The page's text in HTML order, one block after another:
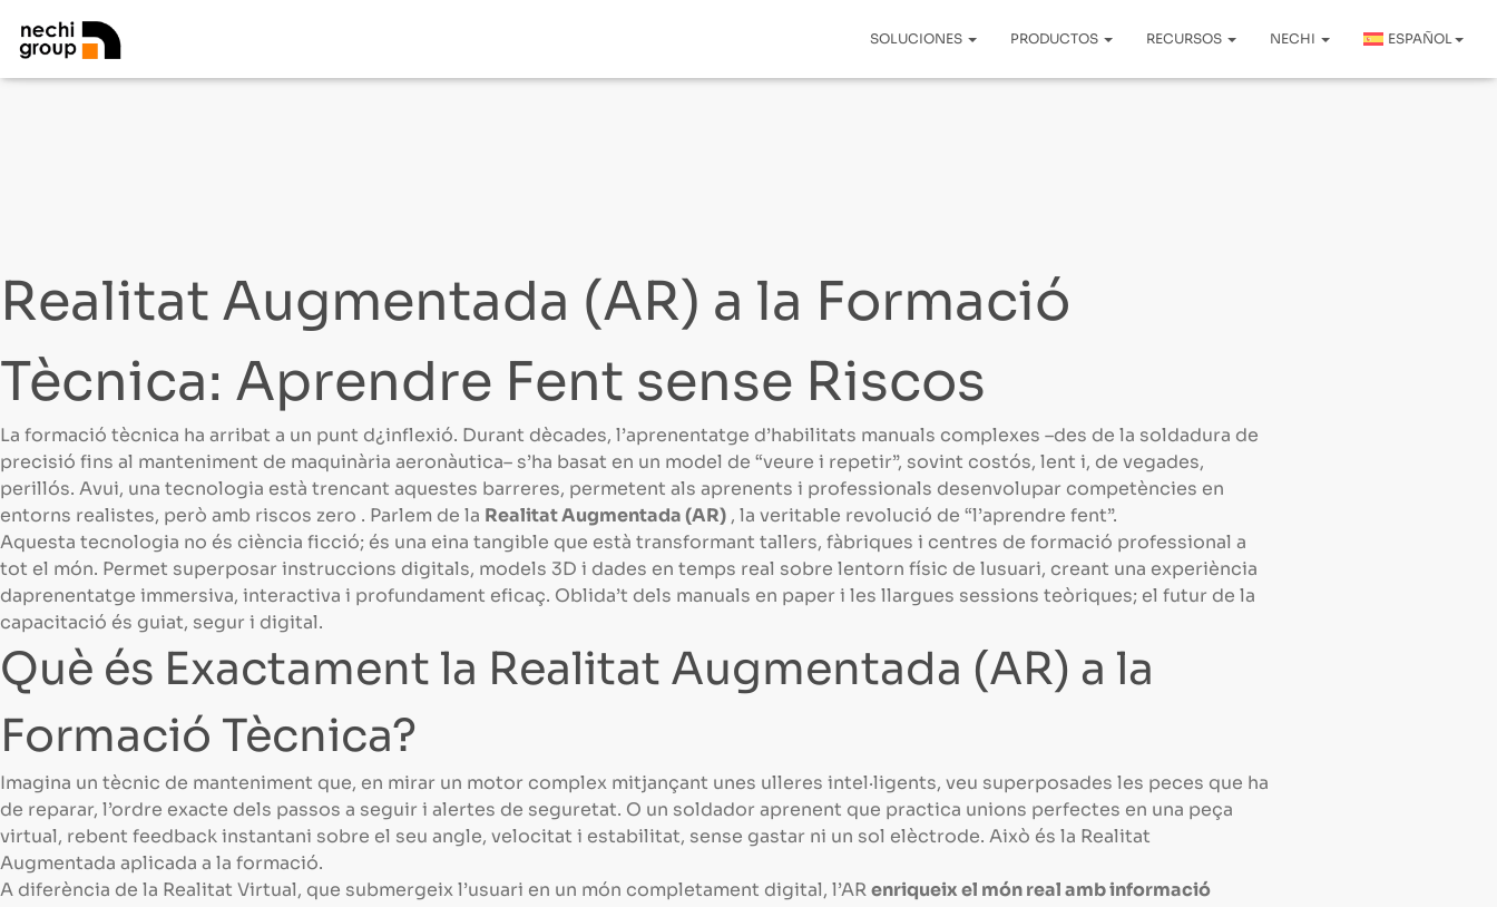
SOLUCIONES PRODUCTOS RECURSOS NECHI ESPAÑOL
Realitat Augmentada (AR) a la Formació
Tècnica: Aprendre Fent sense Riscos
La formació tècnica ha arribat a un punt d¿inflexió. Durant dècades, l’aprenentatge d’habilitats manuals complexes –des de la soldadura de
precisió fins al manteniment de maquinària aeronàutica– s’ha basat en un model de “veure i repetir”, sovint costós, lent i, de vegades,
perillós. Avui, una tecnologia està trencant aquestes barreres, permetent als aprenents i professionals desenvolupar competències en
entorns realistes, però amb riscos zero . Parlem de la Realitat Augmentada (AR) , la veritable revolució de “l’aprendre fent”.
Aquesta tecnologia no és ciència ficció; és una eina tangible que està transformant tallers, fàbriques i centres de formació professional a
tot el món. Permet superposar instruccions digitals, models 3D i dades en temps real sobre lentorn físic de lusuari, creant una experiència
daprenentatge immersiva, interactiva i profundament eficaç. Oblida’t dels manuals en paper i les llargues sessions teòriques; el futur de la
capacitació és guiat, segur i digital.
Què és Exactament la Realitat Augmentada (AR) a la
Formació Tècnica?
Imagina un tècnic de manteniment que, en mirar un motor complex mitjançant unes ulleres intel·ligents, veu superposades les peces que ha
de reparar, l’ordre exacte dels passos a seguir i alertes de seguretat. O un soldador aprenent que practica unions perfectes en una peça
virtual, rebent feedback instantani sobre el seu angle, velocitat i estabilitat, sense gastar ni un sol elèctrode. Això és la Realitat
Augmentada aplicada a la formació.
A diferència de la Realitat Virtual, que submergeix l’usuari en un món completament digital, l’ARenriqueix el món real amb informació